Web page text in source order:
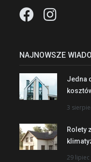
NAJNOWSZE
Jedna
3
Rolety
29 lipiec